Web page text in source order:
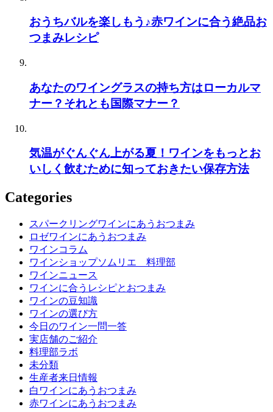
おうちバルを楽しもう♪赤ワインに合う絶品お
つまみレシピ
あなたのワイングラスの持ち方はローカルマ
ナー？それとも国際マナー？
気温がぐんぐん上がる夏！ワインをもっとお
いしく飲むために知っておきたい保存方法
Categories
スパークリングワインにあうおつまみ
ロゼワインにあうおつまみ
ワインコラム
ワインショップソムリエ 料理部
ワインニュース
ワインに合うレシピとおつまみ
ワインの豆知識
ワインの選び方
今日のワイン一問一答
実店舗のご紹介
料理部ラボ
未分類
生産者来日情報
白ワインにあうおつまみ
赤ワインにあうおつまみ